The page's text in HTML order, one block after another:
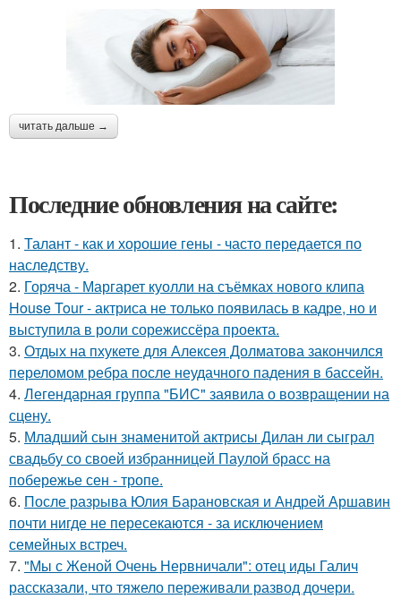
читать дальше →
Последние обновления на сайте:
1. Талант - как и хорошие гены - часто передается по
наследству.
2. Горяча - Маргарет куолли на съёмках нового клипа
House Tour - актриса не только появилась в кадре, но и
выступила в роли сорежиссёра проекта.
3. Отдых на пхукете для Алексея Долматова закончился
переломом ребра после неудачного падения в бассейн.
4. Легендарная группа "БИС" заявила о возвращении на
сцену.
5. Младший сын знаменитой актрисы Дилан ли сыграл
свадьбу со своей избранницей Паулой брасс на
побережье сен - тропе.
6. После разрыва Юлия Барановская и Андрей Аршавин
почти нигде не пересекаются - за исключением
семейных встреч.
7. "Мы с Женой Очень Нервничали": отец иды Галич
рассказали, что тяжело переживали развод дочери.